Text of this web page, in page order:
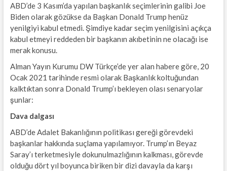
ABD’de 3 Kasım’da yapılan başkanlık seçimlerinin galibi Joe
Biden olarak gözükse da Başkan Donald Trump henüz
yenilgiyi kabul etmedi. Şimdiye kadar seçim yenilgisini açıkça
kabul etmeyi reddeden bir başkanın akıbetinin ne olacağı ise
merak konusu.
Alman Yayın Kurumu DW Türkçe’de yer alan habere göre, 20
Ocak 2021 tarihinde resmi olarak Başkanlık koltuğundan
kalktıktan sonra Donald Trump’ı bekleyen olası senaryolar
şunlar:
Dava dalgası
ABD’de Adalet Bakanlığının politikası gereği görevdeki
başkanlar hakkında suçlama yapılamıyor. Trump’ın Beyaz
Saray’ı terketmesiyle dokunulmazlığının kalkması, görevde
olduğu dört yıl boyunca biriken bir dizi davayla da karşı